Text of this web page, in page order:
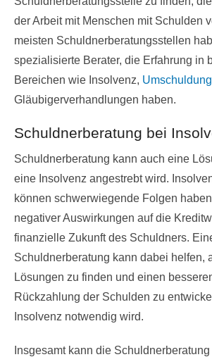
der Arbeit mit Menschen mit Schulden
meisten Schuldnerberatungsstellen
spezialisierte Berater, die Erfahrung in
Bereichen wie Insolvenz, Umschuldung
Gläubigerverhandlungen haben.
Schuldnerberatung bei
Schuldnerberatung kann auch eine
eine Insolvenz angestrebt wird.
können schwerwiegende Folgen
negativer Auswirkungen auf die
finanzielle Zukunft des Schuldners.
Schuldnerberatung kann dabei helfen,
Lösungen zu finden und einen
Rückzahlung der Schulden zu
Insolvenz notwendig wird.
Insgesamt kann die